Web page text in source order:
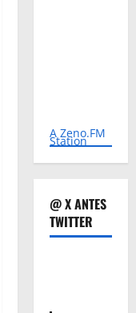
A Zeno.FM
Station
@ X ANTES
TWITTER